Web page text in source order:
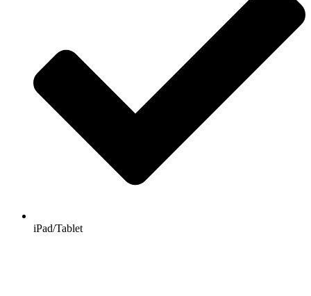
iPad/Tablet